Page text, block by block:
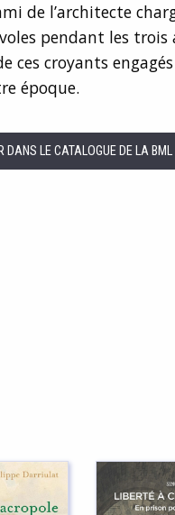
de l’architecte
pendant les trois
ces croyants
époque.
DANS LE CATALOGUE DE LA BML